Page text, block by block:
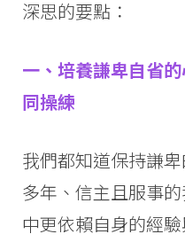
深思的要點：
一、培養謙卑自省
同操練
我們都知道保持謙
多年、信主且服事
中更依賴自身的經